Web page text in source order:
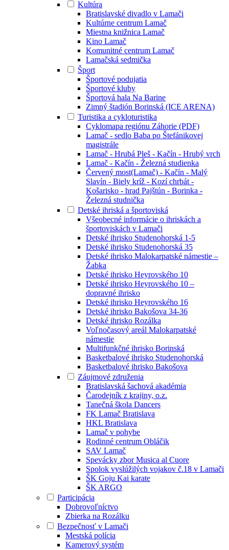
Kultúra
Bratislavské divadlo v Lamači
Kultúrne centrum Lamač
Miestna knižnica Lamač
Kino Lamač
Komunitné centrum Lamač
Lamačská sedmička
Šport
Športové podujatia
Športové kluby
Športová hala Na Barine
Zimný štadión Borinská (ICE ARENA)
Turistika a cykloturistika
Cyklomapa regiónu Záhorie (PDF)
Lamač - sedlo Baba po Štefánikovej
magistrále
Lamač - Hrubá Pleš - Kačín - Hrubý vrch
Lamač - Kačín - Železná studienka
Červený most(Lamač) - Kačín - Malý
Slavín - Biely kríž - Kozí chrbát -
Košarisko - hrad Pajštún - Borinka -
Železná studnička
Detské ihriská a športoviská
Všeobecné informácie o ihriskách a
športoviskách v Lamači
Detské ihrisko Studenohorská 1-5
Detské ihrisko Studenohorská 35
Detské ihrisko Malokarpatské námestie –
Žabka
Detské ihrisko Heyrovského 10
Detské ihrisko Heyrovského 10 –
dopravné ihrisko
Detské ihrisko Heyrovského 16
Detské ihrisko Bakošova 34-36
Detské ihrisko Rozálka
Voľnočasový areál Malokarpatské
námestie
Multifunkčné ihrisko Borinská
Basketbalové ihrisko Studenohorská
Basketbalové ihrisko Bakošova
Záujmové združenia
Bratislavská šachová akadémia
Čarodejník z krajiny, o.z.
Tanečná škola Dancers
FK Lamač Bratislava
HKL Bratislava
Lamač v pohybe
Rodinné centrum Obláčik
SAV Lamač
Spevácky zbor Musica al Cuore
Spolok vyslúžilých vojakov č.18 v Lamači
ŠK Goju Kai karate
ŠK ARGO
Participácia
Dobrovoľníctvo
Zbierka na Rozálku
Bezpečnosť v Lamači
Mestská polícia
Kamerový systém